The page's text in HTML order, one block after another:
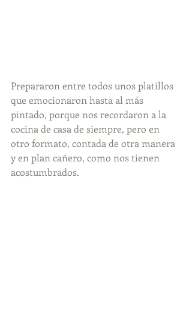
Prepararon entre todos unos platillos
que emocionaron hasta al más
pintado, porque nos recordaron a la
cocina de casa de siempre, pero en
otro formato, contada de otra manera
y en plan cañero, como nos tienen
acostumbrados.